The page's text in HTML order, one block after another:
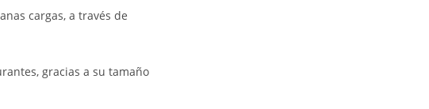
cargas, a través de
gracias a su tamaño